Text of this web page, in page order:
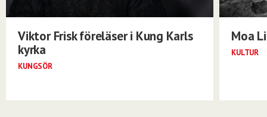
Viktor Frisk föreläser i Kung Karls
kyrka
KUNGSÖR
Moa
KULTUR